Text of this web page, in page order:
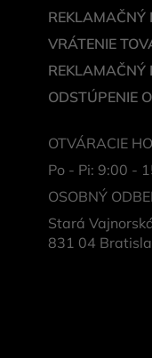
REKLAMAČNÝ
VRÁTENIE
REKLAMAČNÝ
ODSTÚPENIE
OTVÁRACIE
Po - Pi: 9:00 -
OSOBNÝ
Stará
831 04